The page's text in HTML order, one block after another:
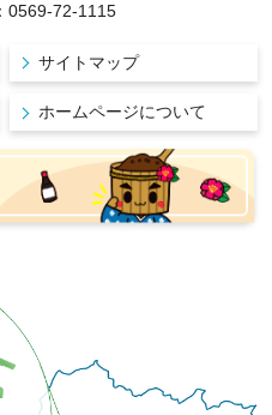
0569-72-1115
サイトマップ
ホームページについて